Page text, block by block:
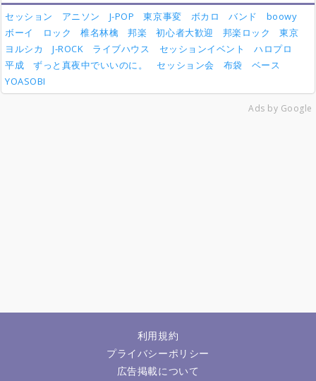
セッション アニソン J-POP 東京事変 ボカロ バンド
boowy
ボーイ
ロック 椎名林檎 邦楽 初心者大歓迎 邦楽ロック
東京
ヨルシカ
J-ROCK ライブハウス セッションイベント
ハロプロ
平成
ずっと真夜中でいいのに。 セッション会 布袋
ベース
YOASOBI
Ads by Google
利用規約
プライバシーポリシー
広告掲載について